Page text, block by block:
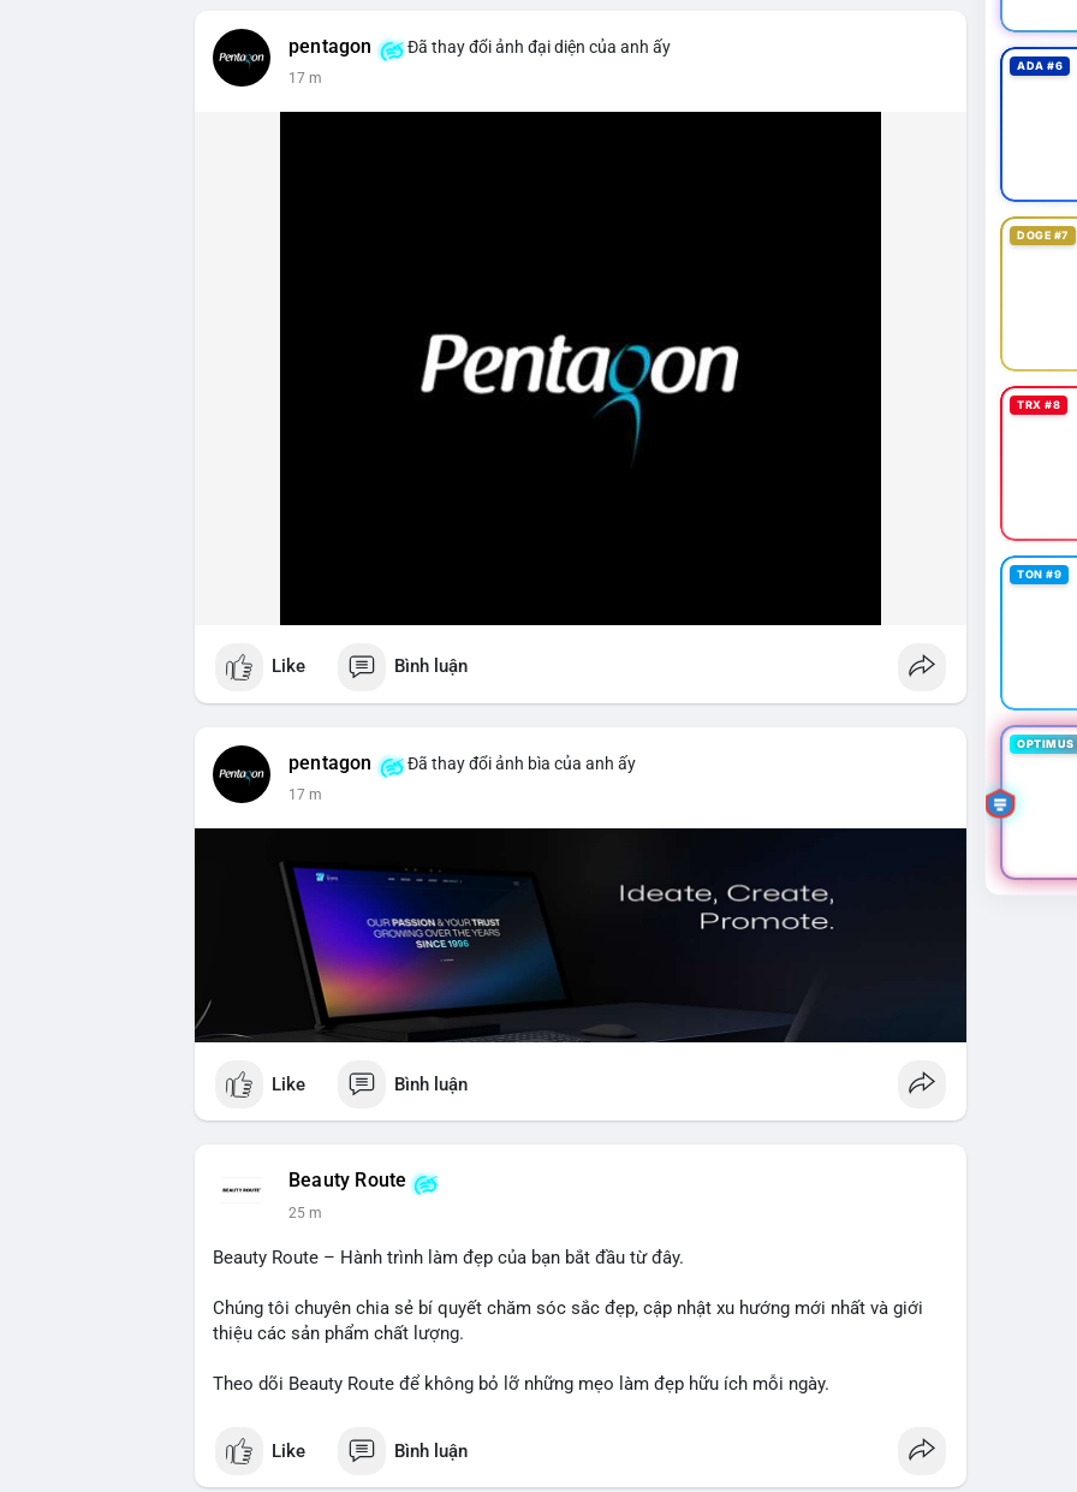
pentagon Đã thay đổi ảnh đại diện của anh ấy
17 m
Like Bình luận
pentagon Đã thay đổi ảnh bìa của anh ấy
17 m
Like Bình luận
Beauty Route
25 m
Beauty Route – Hành trình làm đẹp của bạn bắt đầu từ đây.
Chúng tôi chuyên chia sẻ bí quyết chăm sóc sắc đẹp, cập nhật xu hướng mới nhất và giới
thiệu các sản phẩm chất lượng.
Theo dõi Beauty Route để không bỏ lỡ những mẹo làm đẹp hữu ích mỗi ngày.
Like Bình luận
ADA #6
DOGE #7
TRX #8
TON #9
OPTIMUS